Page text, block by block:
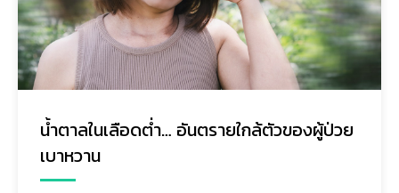
น้ำตาลในเลือดต่ำ… อันตรายใกล้ตัวของผู้ป่วย
เบาหวาน